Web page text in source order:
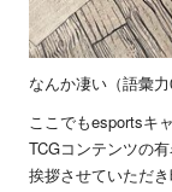
なんか凄い（語彙力
ここでもesportsキ
TCGコンテンツの
挨拶させていただ